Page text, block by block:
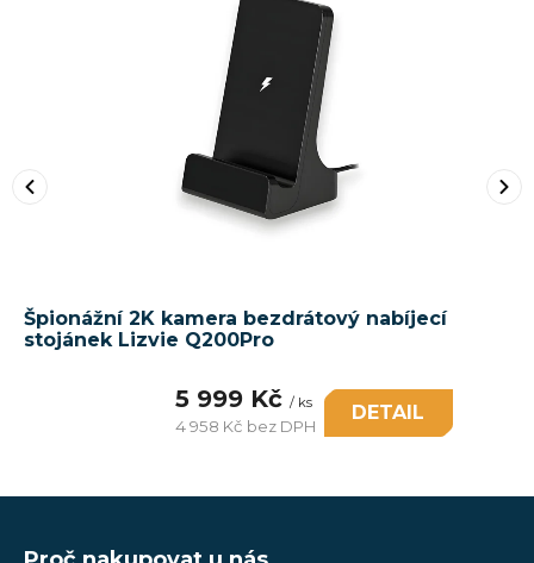
Špionážní 2K kamera bezdrátový nabíjecí
stojánek Lizvie Q200Pro
5 999 Kč / ks
4 958 Kč bez DPH
DETAIL